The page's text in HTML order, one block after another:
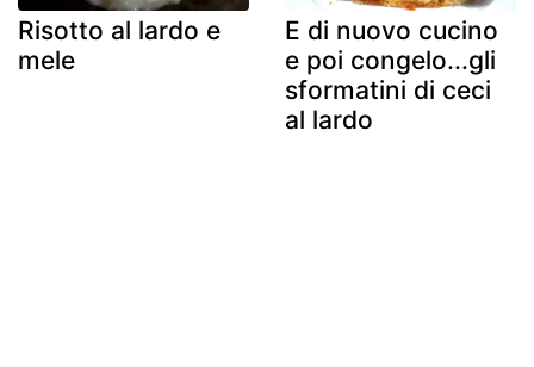
Risotto al lardo e
mele
E di nuovo cucino
e poi congelo...gli
sformatini di ceci
al lardo